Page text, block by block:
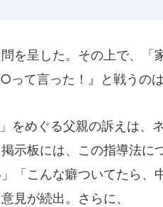
を呈した。その上で、
って言った！』と戦うの
をめぐる父親の訴えは、
示板には、この指導法に
「こんな癖ついてたら、
見が続出。さらに、